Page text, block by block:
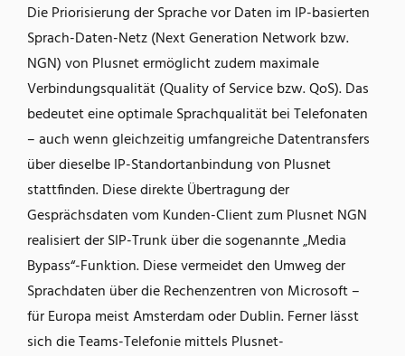
Die Priorisierung der Sprache vor Daten im IP-basierten
Sprach-Daten-Netz (Next Generation Network bzw.
NGN) von Plusnet ermöglicht zudem maximale
Verbindungsqualität (Quality of Service bzw. QoS). Das
bedeutet eine optimale Sprachqualität bei Telefonaten
– auch wenn gleichzeitig umfangreiche Datentransfers
über dieselbe IP-Standortanbindung von Plusnet
stattfinden. Diese direkte Übertragung der
Gesprächsdaten vom Kunden-Client zum Plusnet NGN
realisiert der SIP-Trunk über die sogenannte „Media
Bypass“-Funktion. Diese vermeidet den Umweg der
Sprachdaten über die Rechenzentren von Microsoft –
für Europa meist Amsterdam oder Dublin. Ferner lässt
sich die Teams-Telefonie mittels Plusnet-